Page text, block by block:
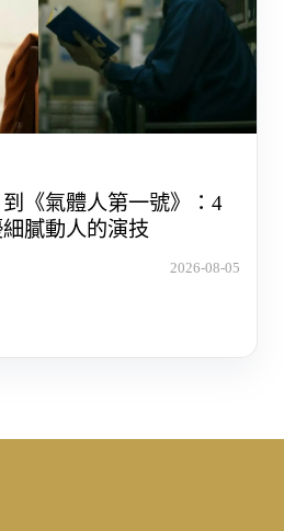
《氣體人第一號》：4
膩動人的演技
2026-08-05